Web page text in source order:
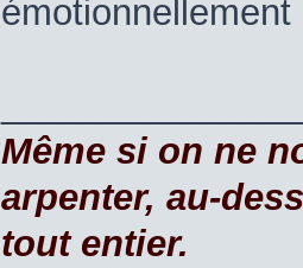
Même si on ne
arpenter, au-
tout entier.